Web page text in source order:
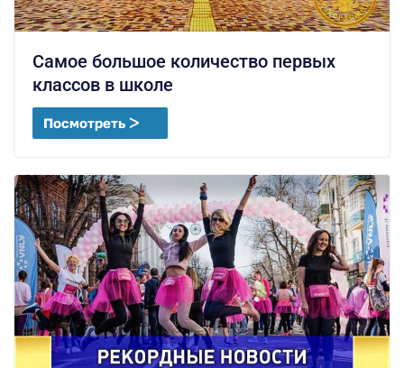
Самое большое количество первых
классов в школе
Посмотреть ᐳ